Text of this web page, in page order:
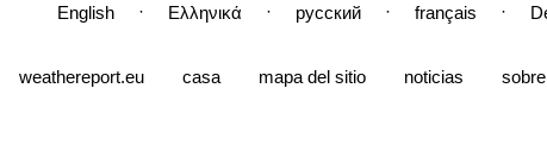
English · Ελληνικά · русский · français ·
weathereport.eu casa mapa del sitio noticias